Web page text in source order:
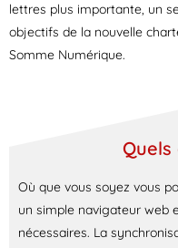
lettres plus importante, un
objectifs de la nouvelle
Somme Numérique.
Où que vous soyez vous
un simple navigateur web
nécessaires. La